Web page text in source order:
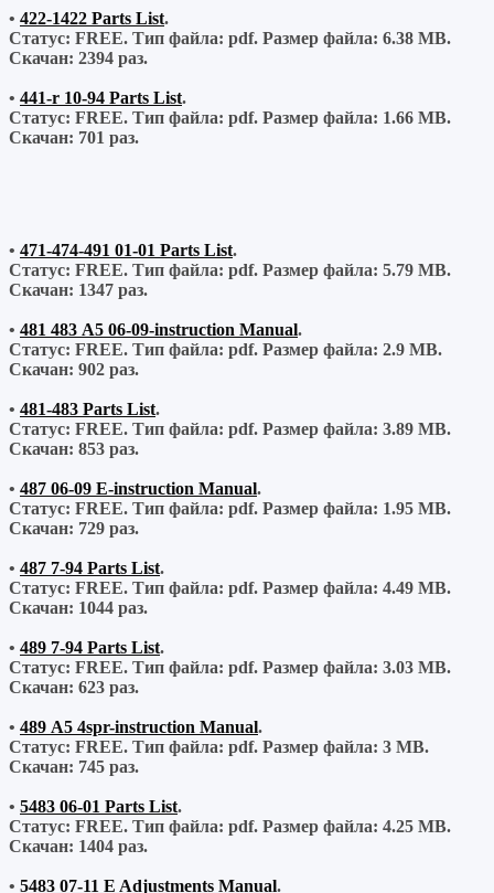
• 422-1422 Parts List.
Статус: FREE. Тип файла: pdf. Размер файла: 6.38 MB.
Скачан: 2394 раз.
• 441-r 10-94 Parts List.
Статус: FREE. Тип файла: pdf. Размер файла: 1.66 MB.
Скачан: 701 раз.
• 471-474-491 01-01 Parts List.
Статус: FREE. Тип файла: pdf. Размер файла: 5.79 MB.
Скачан: 1347 раз.
• 481 483 A5 06-09-instruction Manual.
Статус: FREE. Тип файла: pdf. Размер файла: 2.9 MB.
Скачан: 902 раз.
• 481-483 Parts List.
Статус: FREE. Тип файла: pdf. Размер файла: 3.89 MB.
Скачан: 853 раз.
• 487 06-09 E-instruction Manual.
Статус: FREE. Тип файла: pdf. Размер файла: 1.95 MB.
Скачан: 729 раз.
• 487 7-94 Parts List.
Статус: FREE. Тип файла: pdf. Размер файла: 4.49 MB.
Скачан: 1044 раз.
• 489 7-94 Parts List.
Статус: FREE. Тип файла: pdf. Размер файла: 3.03 MB.
Скачан: 623 раз.
• 489 A5 4spr-instruction Manual.
Статус: FREE. Тип файла: pdf. Размер файла: 3 MB.
Скачан: 745 раз.
• 5483 06-01 Parts List.
Статус: FREE. Тип файла: pdf. Размер файла: 4.25 MB.
Скачан: 1404 раз.
• 5483 07-11 E Adjustments Manual.